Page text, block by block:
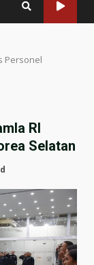
Personel
RI
Selatan